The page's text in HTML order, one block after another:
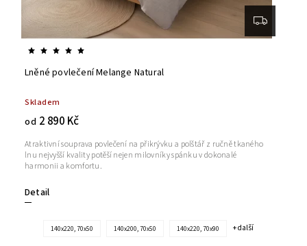
Lněné povlečení Melange Natural
Skladem
od 2 890 Kč
Detail
Atraktivní souprava povlečení na přikrývku a polštář z ručně tkaného
lnu nejvyšší kvality potěší nejen milovníky spánku v dokonalé
harmonii a komfortu.
140x220, 70x50 140x200, 70x50 140x220, 70x90 + další